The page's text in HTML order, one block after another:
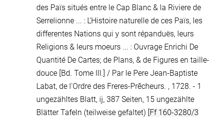
des Païs situés entre le Cap Blanc & la Riviere de
Serrelionne ... : L'Histoire naturelle de ces Païs, les
differentes Nations qui y sont répanduës, leurs
Religions & leurs moeurs ... : Ouvrage Enrichi De
Quantité De Cartes; de Plans, & de Figures en taille-
douce [Bd. Tome III.] / Par le Pere Jean-Baptiste
Labat, de l'Ordre des Freres-Prêcheurs. , 1728. - 1
ungezähltes Blatt, ij, 387 Seiten, 15 ungezählte
Blätter Tafeln (teilweise gefaltet) [Ff 160-3280/3